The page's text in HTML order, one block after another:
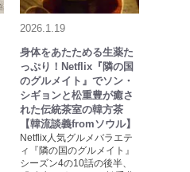
2026.1.19
身体をあたためる生薬た
っぷり！Netflix『隣の国
のグルメイト』でソン・
シギョンと松重豊が癒さ
れた伝統茶室の韓方茶
【韓流談義fromソウル】
Netflix人気グルメバラエテ
ィ『隣の国のグルメイト』
シーズン4の10話の後半、